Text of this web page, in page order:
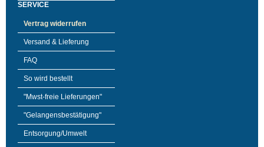
SERVICE
Vertrag widerrufen
Versand & Lieferung
FAQ
So wird bestellt
"Mwst-freie Lieferungen"
"Gelangensbestätigung"
Entsorgung/Umwelt